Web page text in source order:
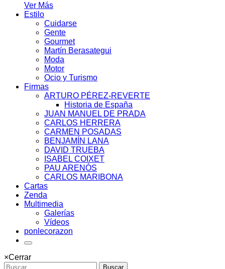
Ver Más
Estilo
Cuidarse
Gente
Gourmet
Martín Berasategui
Moda
Motor
Ocio y Turismo
Firmas
ARTURO PÉREZ-REVERTE
Historia de España
JUAN MANUEL DE PRADA
CARLOS HERRERA
CARMEN POSADAS
BENJAMÍN LANA
DAVID TRUEBA
ISABEL COIXET
PAU ARENÓS
CARLOS MARIBONA
Cartas
Zenda
Multimedia
Galerías
Vídeos
ponlecorazon
×Cerrar
Buscar